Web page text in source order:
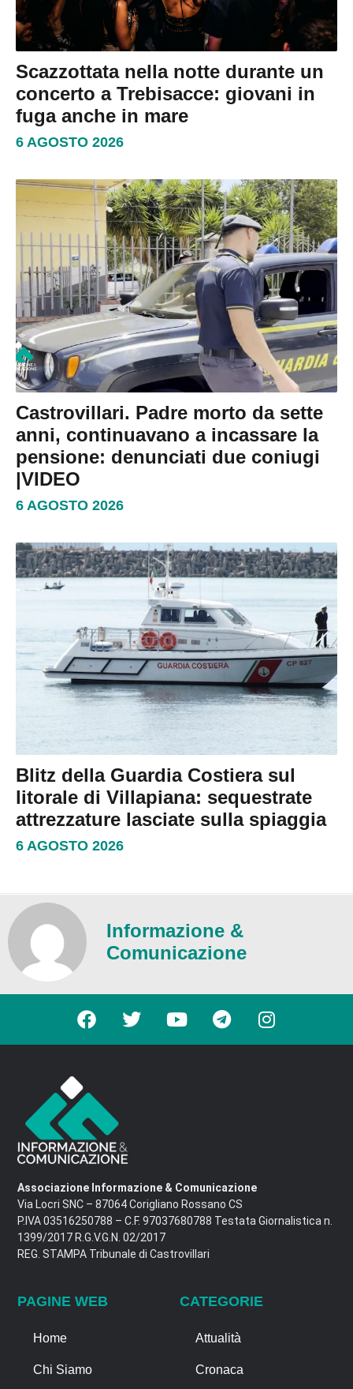
Scazzottata nella notte durante un
concerto a Trebisacce: giovani in
fuga anche in mare
6 AGOSTO 2026
Castrovillari. Padre morto da sette
anni, continuavano a incassare la
pensione: denunciati due coniugi
|VIDEO
6 AGOSTO 2026
Blitz della Guardia Costiera sul
litorale di Villapiana: sequestrate
attrezzature lasciate sulla spiaggia
6 AGOSTO 2026
Informazione &
Comunicazione
Associazione Informazione & Comunicazione
Via Locri SNC – 87064 Corigliano Rossano CS
P.IVA 03516250788 – C.F. 97037680788 Testata Giornalistica n.
1399/2017 R.G.V.G.N. 02/2017
REG. STAMPA Tribunale di Castrovillari
PAGINE WEB
Home
Chi Siamo
CATEGORIE
Attualità
Cronaca